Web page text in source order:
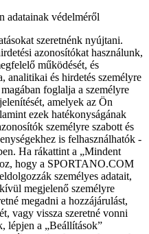
adatainak védelméről
szeretnénk nyújtani.
azonosítókat használunk,
működését, és
analitikai és hirdetés személyre
foglalja a személyre
amelyek az Ön
ezek hatékonyságának
személyre szabott és
is felhasználhatók -
Ha rákattint a „Mindent
hogy a SPORTANO.COM
személyes adatait,
megjelenő személyre
megadni a hozzájárulást,
vagy vissza szeretné vonni
lépjen a „Beállítások”